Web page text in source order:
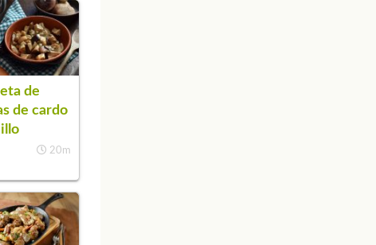
de
de cardo
20m